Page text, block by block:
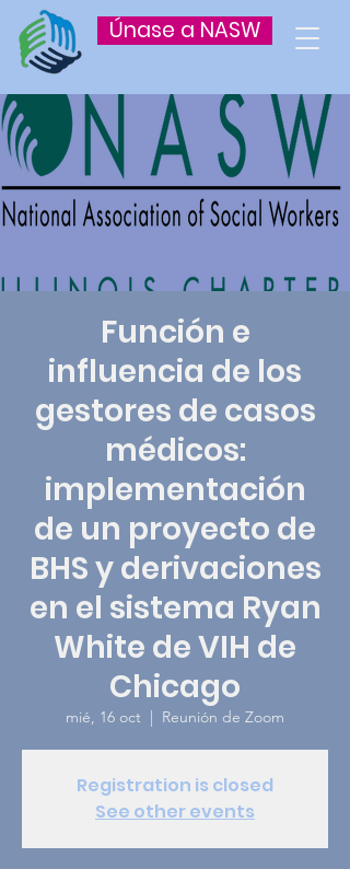
Únase a NASW
Función e
influencia de los
gestores de casos
médicos:
implementación
de un proyecto de
BHS y derivaciones
en el sistema Ryan
White de VIH de
Chicago
mié, 16 oct
  |
Reunión de Zoom
Registration is closed
See other events